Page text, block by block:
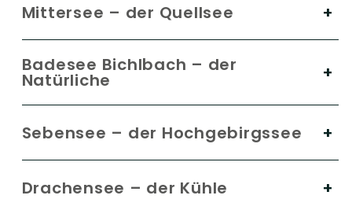
Mittersee – der Quellsee
Badesee Bichlbach – der
Natürliche
Sebensee – der Hochgebirgssee
Drachensee – der Kühle